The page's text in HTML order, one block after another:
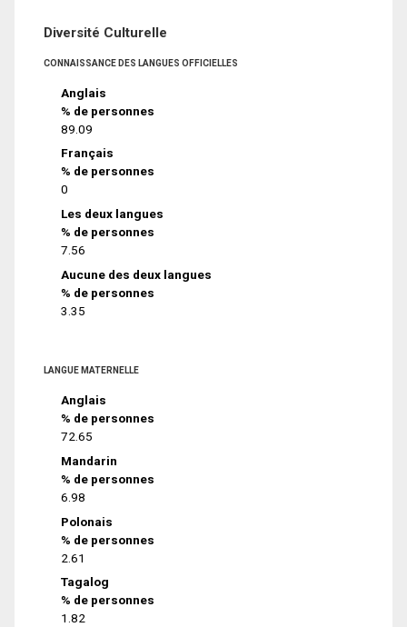
Diversité Culturelle
CONNAISSANCE DES LANGUES OFFICIELLES
Anglais
% de personnes
89.09
Français
% de personnes
0
Les deux langues
% de personnes
7.56
Aucune des deux langues
% de personnes
3.35
LANGUE MATERNELLE
Anglais
% de personnes
72.65
Mandarin
% de personnes
6.98
Polonais
% de personnes
2.61
Tagalog
% de personnes
1.82